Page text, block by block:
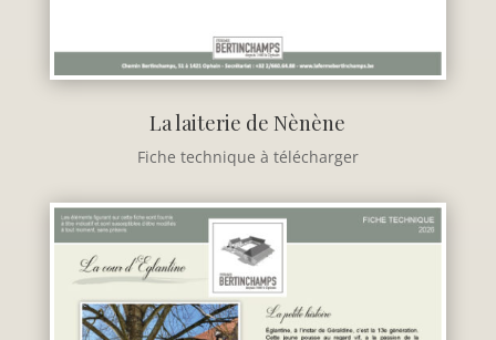
La laiterie de Nènène
Fiche technique à télécharger